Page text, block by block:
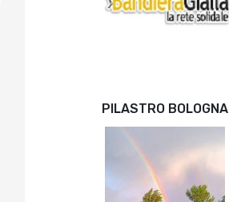
PILASTRO BOLOGNA